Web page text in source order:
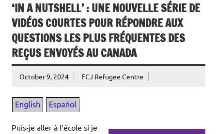
‘IN A NUTSHELL’ : UNE NOUVELLE SÉRIE DE
VIDÉOS COURTES POUR RÉPONDRE AUX
QUESTIONS LES PLUS FRÉQUENTES DES
REÇUS ENVOYÉS AU CANADA
October 9, 2024 FCJ Refugee Centre
Puis-je aller à l’école si je